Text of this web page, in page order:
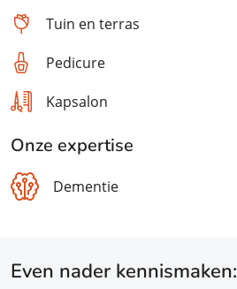
Onze expertise
Dementie
Tuin en terras
Pedicure
Kapsalon
Even nader kennismaken: